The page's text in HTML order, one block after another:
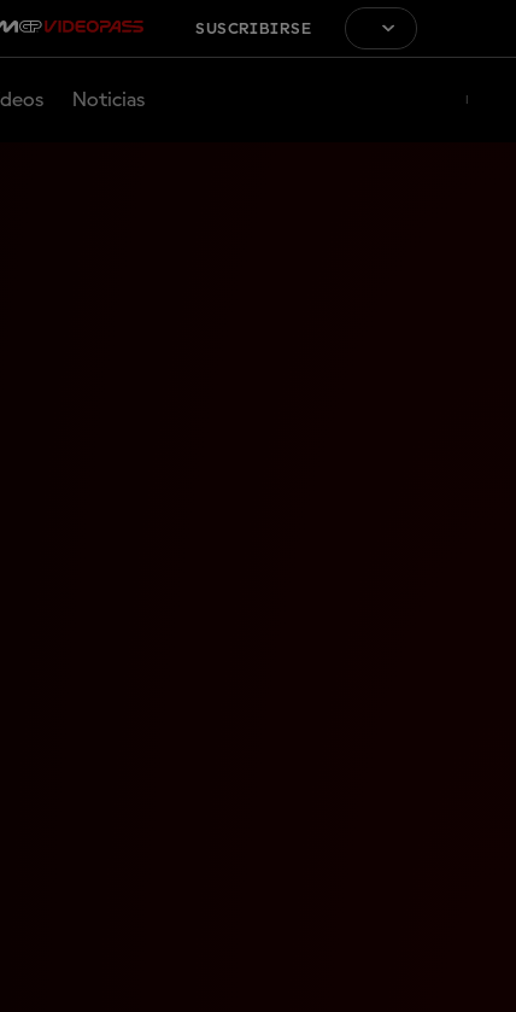
SUSCRIBIRSE
Noticias